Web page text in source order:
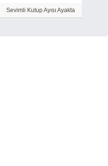
Sevimli Kutup Ayısı Ayakta